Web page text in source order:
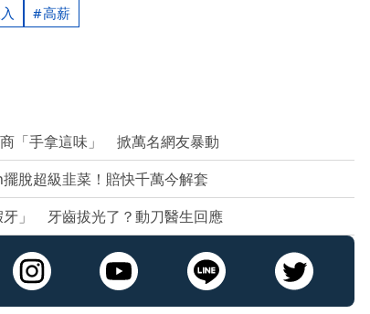
高薪
「手拿這味」 掀萬名網友暴動
脫超級韭菜！賠快千萬今解套
牙」 牙齒拔光了？動刀醫生回應